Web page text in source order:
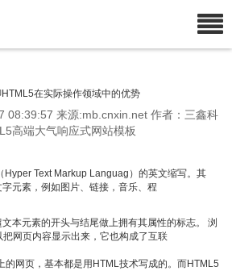
在实际操作领域中的优势
08:39:57 来源:mb.cnxin.net 作者：三鑫科
高端大气响应式网站模板
Hyper Text Markup Languag）的英文缩写。其
元素，例如图片、链接，音乐、程
文本元素的开头与结尾做上拥有其属性的标志。 浏
网页内容显示出来，它也构成了互联
的网页，基本都是用HTML技术写成的。而HTML5